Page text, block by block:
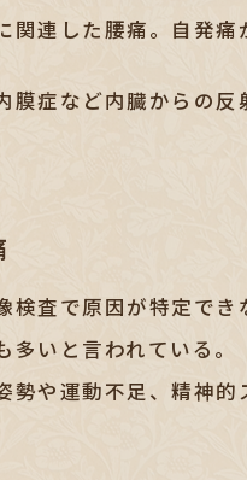
関連した腰痛。自発
膜症など内臓からの
検査で原因が特定でき
多いと言われている。
勢や運動不足、精神的